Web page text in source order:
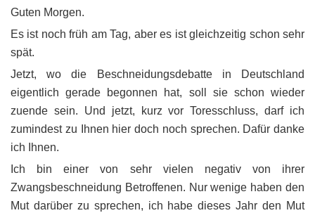
Guten Morgen.
Es ist noch früh am Tag, aber es ist gleichzeitig schon sehr
spät.
Jetzt, wo die Beschneidungsdebatte in Deutschland
eigentlich gerade begonnen hat, soll sie schon wieder
zuende sein. Und jetzt, kurz vor Toresschluss, darf ich
zumindest zu Ihnen hier doch noch sprechen. Dafür danke
ich Ihnen.
Ich bin einer von sehr vielen negativ von ihrer
Zwangsbeschneidung Betroffenen. Nur wenige haben den
Mut darüber zu sprechen, ich habe dieses Jahr den Mut